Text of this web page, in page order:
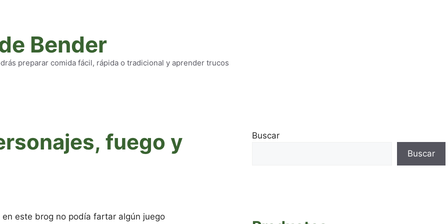
Bender
preparar comida fácil, rápida o tradicional y aprender trucos
fuego y
este brog no podía fartar algún juego
Buscar
Buscar